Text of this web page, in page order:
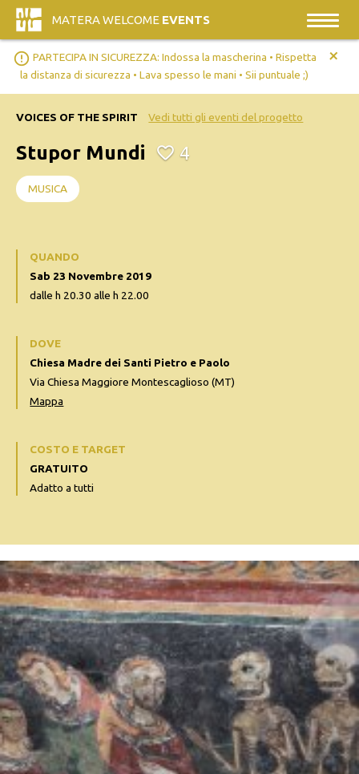
MATERA WELCOME EVENTS
error_outline PARTECIPA IN SICUREZZA: Indossa la mascherina • Rispetta
la distanza di sicurezza • Lava spesso le mani • Sii puntuale ;)
+
VOICES OF THE SPIRIT Vedi tutti gli eventi del progetto
Stupor Mundi 4
MUSICA
QUANDO
Sab 23 Novembre 2019
dalle h 20.30 alle h 22.00
DOVE
Chiesa Madre dei Santi Pietro e Paolo
Via Chiesa Maggiore Montescaglioso (MT)
Mappa
COSTO E TARGET
GRATUITO
Adatto a tutti